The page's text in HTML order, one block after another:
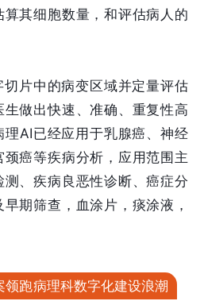
其细胞数量，和评估病人的
片中的病变区域并定量评估
做出快速、准确、重复性高
AI已经应用于乳腺癌、神经
癌等疾病分析，应用范围主
、疾病良恶性诊断、癌症分
期筛查，血涂片，痰涂液，
跑病理科数字化建设浪潮